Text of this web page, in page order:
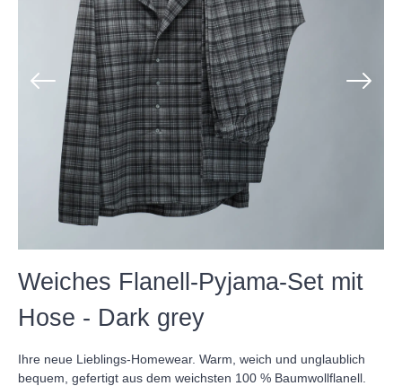
Weiches Flanell-Pyjama-Set mit
Hose - Dark grey
Ihre neue Lieblings-Homewear. Warm, weich und unglaublich
bequem, gefertigt aus dem weichsten 100 % Baumwollflanell.